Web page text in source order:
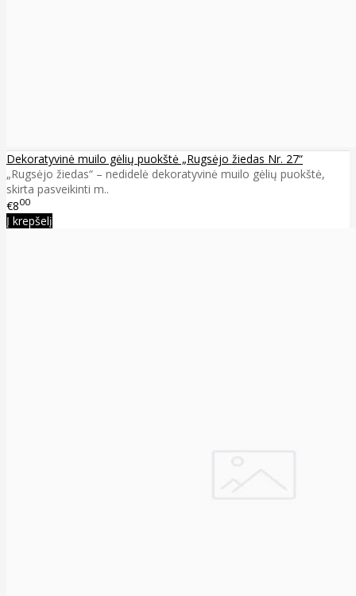
Dekoratyvinė muilo gėlių puokštė „Rugsėjo žiedas Nr. 27“
„Rugsėjo žiedas“ – nedidelė dekoratyvinė muilo gėlių puokštė,
skirta pasveikinti m..
€800
Į krepšelį